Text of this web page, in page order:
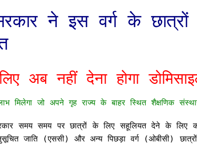
ने इस वर्ग के
अब नहीं देना होगा
मिलेगा जो अपने गृह राज्य के बाहर स्थित शैक्षणिक
समय समय पर छात्रों के लिए सहूलियत देने के लिए
जाति (एससी) और अन्य पिछड़ा वर्ग (ओबीसी) छात्रों